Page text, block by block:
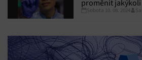
proměnit
panel
Sobota 10. 08. 2024